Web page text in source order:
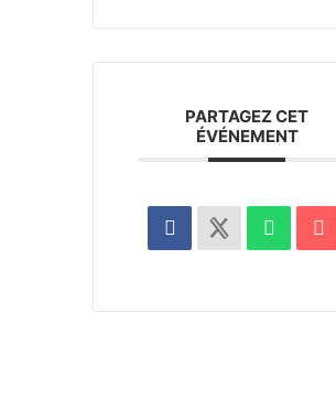
PARTAGEZ CET
ÉVÉNEMENT